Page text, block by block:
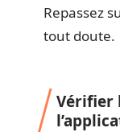
Repassez
tout doute.
Vérifier